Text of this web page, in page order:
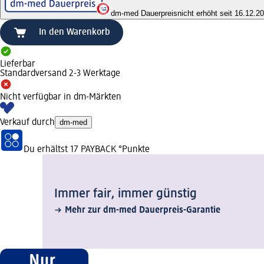
dm-med Dauerpreisnicht erhöht seit
In den Warenkorb
Lieferbar
Standardversand 2-3 Werktage
Nicht verfügbar in dm-Märkten
Verkauf durch dm-med
Du erhältst 17 PAYBACK °Punkte
Immer fair,­ immer günstig
Mehr zur dm-med Dauerpreis-Garantie